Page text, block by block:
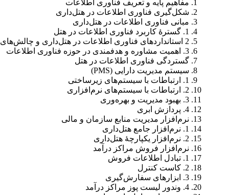
مفاهیم پایه و تعریف فناوری اطلاعات
شکل‌گیری فناوری اطلاعات در هتل‌داری
مبانی فناوری اطلاعات در هتل‌داری
1. گسترۀ کاربرد فناوری اطلاعات در هتل
2 استانداردهای فناوری اطلاعات در هتل‌داری و چالش‌های آن
3. اهمیت مشاوره و هدفمندی در حوزه فناوری اطلاعات
گستردگی فناوری اطلاعات در هتل
سیستم مدیریت دارایی (PMS)
1. ارتباطات با سیستم‌های زیرساختی
2. ارتباطات با سیستم‌های نرم‌افزاری
3. بهبود مدیریت و بهره‌وری
4. پردازش ابری
نرم‌افزار مدیریت منابع سازمان و مالی
1. نرم‌افزار جامع هتل‌داری
2. نرم‌افزار یکپارچۀ هتل‌داری
نرم‌افزار فروش مراکز درآمد
1. تبادل اطلاعات فروش
2. کاست کنترل
3. ابزارهای سفارش‌گیری
4. وندور لیست پوز مراکز درآمد